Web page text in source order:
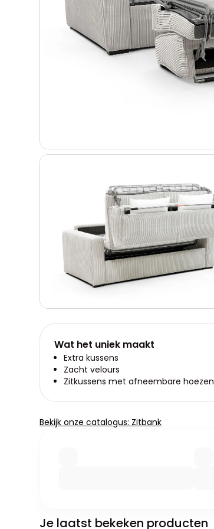
Wat het uniek maakt
Extra kussens
Zacht velours
Zitkussens met afneembare hoezen
Bekijk onze catalogus: Zitbank
Je laatst bekeken producten